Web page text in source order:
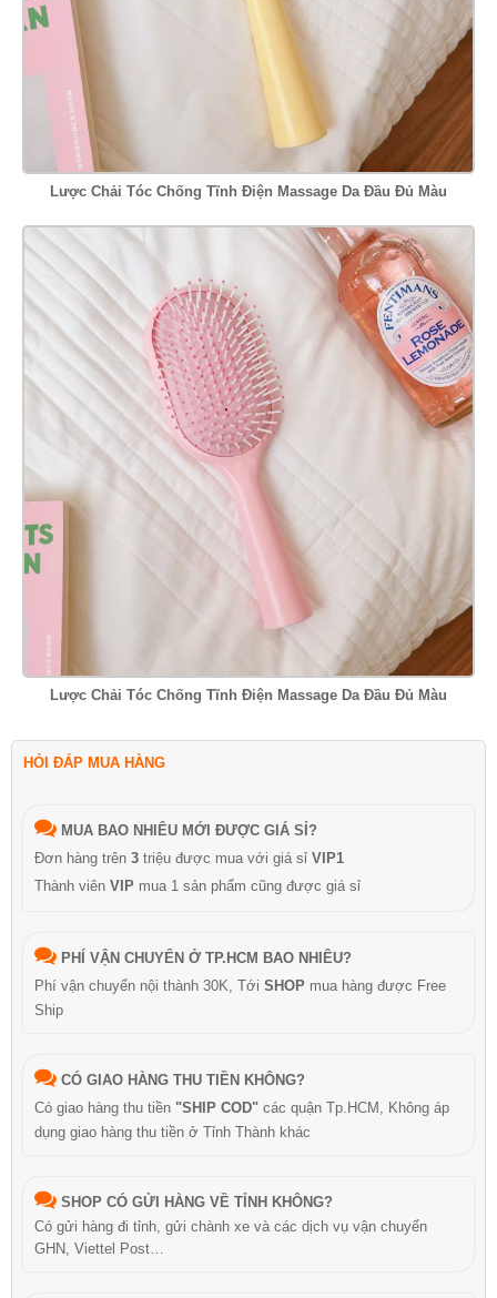
Lược Chải Tóc Chống Tĩnh Điện Massage Da Đầu Đủ Màu
Lược Chải Tóc Chống Tĩnh Điện Massage Da Đầu Đủ Màu
HỎI ĐÁP MUA HÀNG
MUA BAO NHIÊU MỚI ĐƯỢC GIÁ SỈ?
Đơn hàng trên 3 triệu được mua với giá sỉ VIP1
Thành viên VIP mua 1 sản phẩm cũng được giá sỉ
PHÍ VẬN CHUYỂN Ở TP.HCM BAO NHIÊU?
Phí vận chuyển nội thành 30K, Tới SHOP mua hàng được Free
Ship
CÓ GIAO HÀNG THU TIỀN KHÔNG?
Có giao hàng thu tiền "SHIP COD" các quận Tp.HCM, Không áp
dụng giao hàng thu tiền ở Tỉnh Thành khác
SHOP CÓ GỬI HÀNG VỀ TỈNH KHÔNG?
Có gửi hàng đi tỉnh, gửi chành xe và các dịch vụ vận chuyển
GHN, Viettel Post…